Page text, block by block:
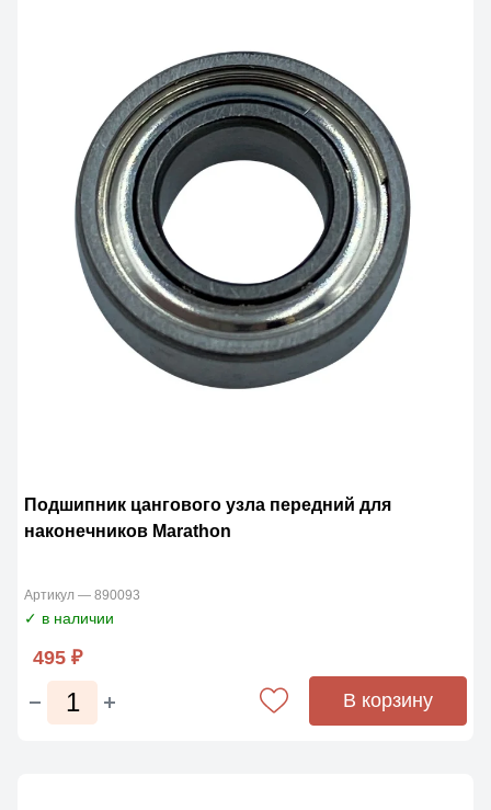
Подшипник цангового узла передний для
наконечников Marathon
Артикул — 890093
✓ в наличии
495 ₽
В корзину